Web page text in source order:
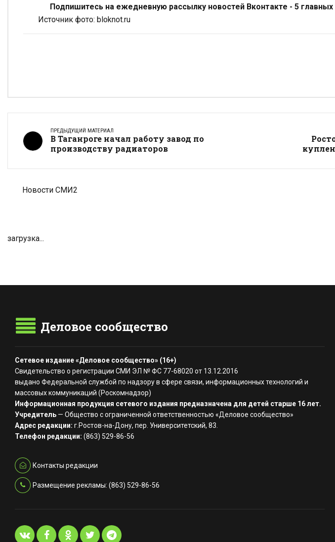
Подпишитесь на ежедневную рассылку новостей Вконтакте - 5
Источник фото: bloknot.ru
ПРЕДЫДУЩИЙ МАТЕРИАЛ
В Таганроге начал работу завод по
производству радиаторов
Новости СМИ2
загрузка...
Деловое сообщество
Сетевое издание «Деловое сообщество» (16+)
Свидетельство о регистрации СМИ ЭЛ № ФС 77-68020 от 13.12.2016
выдано Федеральной службой по надзору в сфере связи, информационных технологий и
массовых коммуникаций (Роскомнадзор)
Информационная продукция сетевого издания предназначена для детей старше 16 лет.
Учредитель — Общество с ограниченной ответственностью «Деловое сообщество»
Адрес редакции: г.Ростов-на-Дону, пер. Университетский, 83.
Телефон редакции: (863) 529-86-56
Контакты редакции
Размещение рекламы: (863) 529-86-56